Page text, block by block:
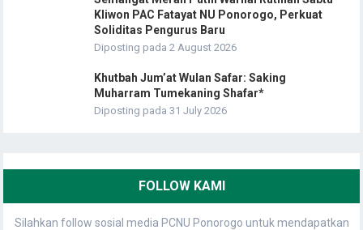
Kliwon PAC Fatayat NU Ponorogo, Perkuat
Soliditas Pengurus Baru
Diposting pada 2 August 2026
Khutbah Jum’at Wulan Safar: Saking
Muharram Tumekaning Shafar*
Diposting pada 31 July 2026
FOLLOW KAMI
Silahkan follow sosial media PCNU Ponorogo untuk mendapatkan